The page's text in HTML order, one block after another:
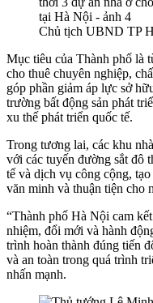
Chủ tịch UBND TP
Mục tiêu của Thành phố là
cho thuê chuyên nghiệp,
góp phần giảm áp lực sở
trường bất động sản phát
xu thế phát triển quốc tế.
Trong tương lai, các khu
với các tuyến đường sắt đô
tế và dịch vụ công cộng,
văn minh và thuận tiện cho
“Thành phố Hà Nội cam
nhiệm, đổi mới và hành
trình hoàn thành đúng tiến
và an toàn trong quá trình
nhấn mạnh.